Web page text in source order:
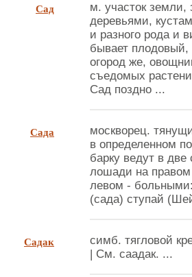
Сад
м. участок земли,
деревьями,
и разного рода и
бывает
огород же,
съедомых
Сад поздно ...
Сада
москворец.
в определенном
барку ведут в
лошади на правом
левом -
(сада) ступай
Садак
симб. тягловой
| См. саадак. ...